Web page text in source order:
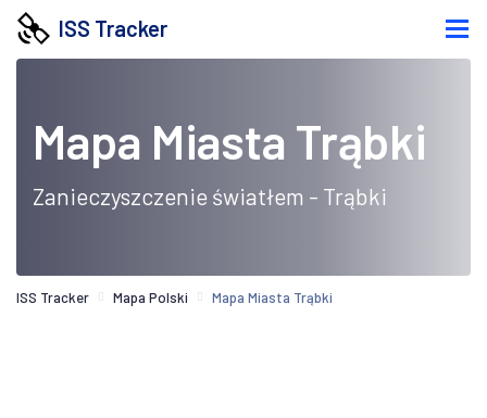
ISS Tracker
Mapa Miasta Trąbki
Zanieczyszczenie światłem - Trąbki
ISS Tracker Mapa Polski Mapa Miasta Trąbki